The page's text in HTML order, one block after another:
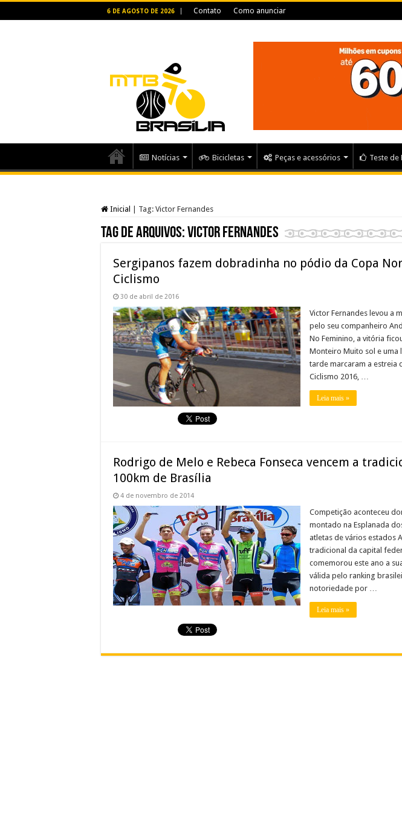
6 DE AGOSTO DE 2026 Contato Como anunciar
Notícias Bicicletas Peças e acessórios Teste de
Inicial Tag: Victor Fernandes
Tag de arquivos:Victor Fernandes
Sergipanos fazem dobradinha no pódio da Copa
Ciclismo
30 de abril de 2016
Victor Fernandes levou a
pelo seu companheiro
No Feminino, a vitória
Monteiro Muito sol e uma
tarde marcaram a estreia
Ciclismo 2016, …
Leia mais »
Rodrigo de Melo e Rebeca Fonseca vencem a
100km de Brasília
4 de novembro de 2014
Competição aconteceu
montado na Esplanada
atletas de vários estados
tradicional da capital
comemorou este ano a
válida pelo ranking
notoriedade por …
Leia mais »